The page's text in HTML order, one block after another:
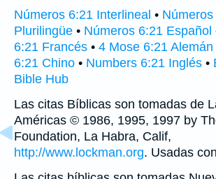
Números 6:21 Interlineal • Números
Plurilingüe • Números 6:21 Español
6:21 Francés • 4 Mose 6:21 Alemán
6:21 Chino • Numbers 6:21 Inglés •
Bible Hub
Las citas Bíblicas son tomadas de
Américas © 1986, 1995, 1997 by
Foundation, La Habra, Calif,
http://www.lockman.org. Usadas